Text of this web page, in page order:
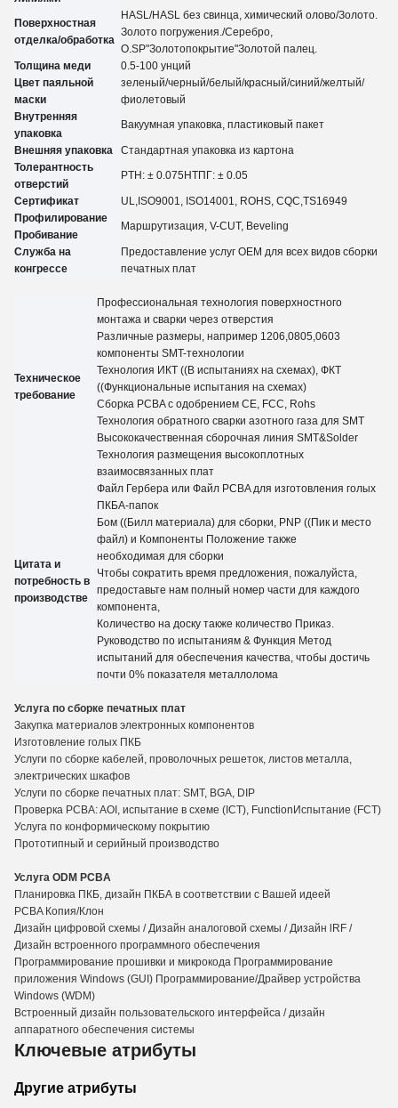
Поверхностная
отделка/обработка
HASL/HASL без свинца, химический олово/Золото.
Золото погружения. /Серебро,
О. SP"Золотопокрытие"Золотой палец.
Толщина меди
0.5-100 унций
Цвет паяльной
маски
зеленый/черный/белый/красный/синий/желтый/
фиолетовый
Внутренняя
упаковка
Вакуумная упаковка, пластиковый пакет
Внешняя упаковка
Стандартная упаковка из картона
Толерантность
отверстий
PTH: ± 0.075НТПГ: ± 0.05
Сертификат UL, ISO9001, ISO14001, ROHS, CQC ,TS16949
Профилирование
Пробивание
Маршрутизация, V-CUT, Beveling
Служба на
конгрессе
Предоставление услуг OEM для всех видов сборки
печатных плат
Техническое
требование
Профессиональная технология поверхностного
монтажа и сварки через отверстия
Различные размеры, например 1206,0805,0603
компоненты SMT-технологии
Технология ИКТ ((В испытаниях на схемах), ФКТ
((Функциональные испытания на схемах)
Сборка PCBA с одобрением CE, FCC, Rohs
Технология обратного сварки азотного газа для SMT
Высококачественная сборочная линия SMT&Solder
Технология размещения высокоплотных
взаимосвязанных плат
Цитата и
потребность в
производстве
Файл Гербера или Файл PCBA для изготовления голых
ПКБА-папок
Бом ((Билл материала) для сборки, PNP ((Пик и место
файл) и Компоненты Положение также
необходимая для сборки
Чтобы сократить время предложения, пожалуйста,
предоставьте нам полный номер части для каждого
компонента,
Количество на доску также количество Приказ.
Руководство по испытаниям & Функция Метод
испытаний для обеспечения качества, чтобы достичь
почти 0% показателя металлолома
Услуга по сборке печатных плат
Закупка материалов электронных компонентов
Изготовление голых ПКБ
Услуги по сборке кабелей, проволочных решеток, листов металла,
электрических шкафов
Услуги по сборке печатных плат: SMT, BGA, DIP
Проверка PCBA: AOI, испытание в схеме (ICT), FunctionИспытание (FCT)
Услуга по конформическому покрытию
Прототипный и серийный производство
Услуга ODM PCBA
Планировка ПКБ, дизайн ПКБА в соответствии с Вашей идеей
PCBA Копия/Клон
Дизайн цифровой схемы / Дизайн аналоговой схемы / Дизайн lRF /
Дизайн встроенного программного обеспечения
Программирование прошивки и микрокода Программирование
приложения Windows (GUI) Программирование/Драйвер устройства
Windows (WDM)
Встроенный дизайн пользовательского интерфейса / дизайн
аппаратного обеспечения системы
Ключевые атрибуты
Другие атрибуты